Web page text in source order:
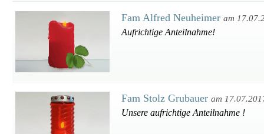
Fam Alfred Neuheimer am
Aufrichtige Anteilnahme!
Fam Stolz Grubauer am
Unsere aufrichtige Anteilnahme !